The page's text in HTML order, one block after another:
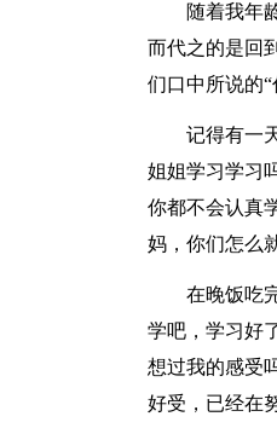
随着我年龄
而代之的是回
们口中所说的“
记得有一天
姐姐学习学习
你都不会认真
妈，你们怎么
在晚饭吃完
学吧，学习好
想过我的感受
好受，已经在